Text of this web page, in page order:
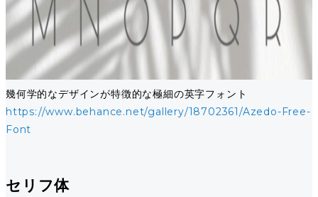
幾何学的なデザインが特徴的な極細の英字フォント
https://www.behance.net/gallery/18702361/Azedo-Free-
Font
セリフ体